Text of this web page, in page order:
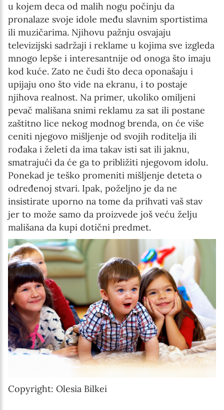
u kojem deca od malih nogu počinju da
pronalaze svoje idole među slavnim sportistima
ili muzičarima. Njihovu pažnju osvajaju
televizijski sadržaji i reklame u kojima sve izgleda
mnogo lepše i interesantnije od onoga što imaju
kod kuće. Zato ne čudi što deca oponašaju i
upijaju ono što vide na ekranu, i to postaje
njihova realnost. Na primer, ukoliko omiljeni
pevač mališana snimi reklamu za sat ili postane
zaštitno lice nekog modnog brenda, on će više
ceniti njegovo mišljenje od svojih roditelja ili
rođaka i želeti da ima takav isti sat ili jaknu,
smatrajući da će ga to približiti njegovom idolu.
Ponekad je teško promeniti mišljenje deteta o
određenoj stvari. Ipak, poželjno je da ne
insistirate uporno na tome da prihvati vaš stav
jer to može samo da proizvede još veću želju
mališana da kupi dotični predmet.
Copyright: Olesia Bilkei